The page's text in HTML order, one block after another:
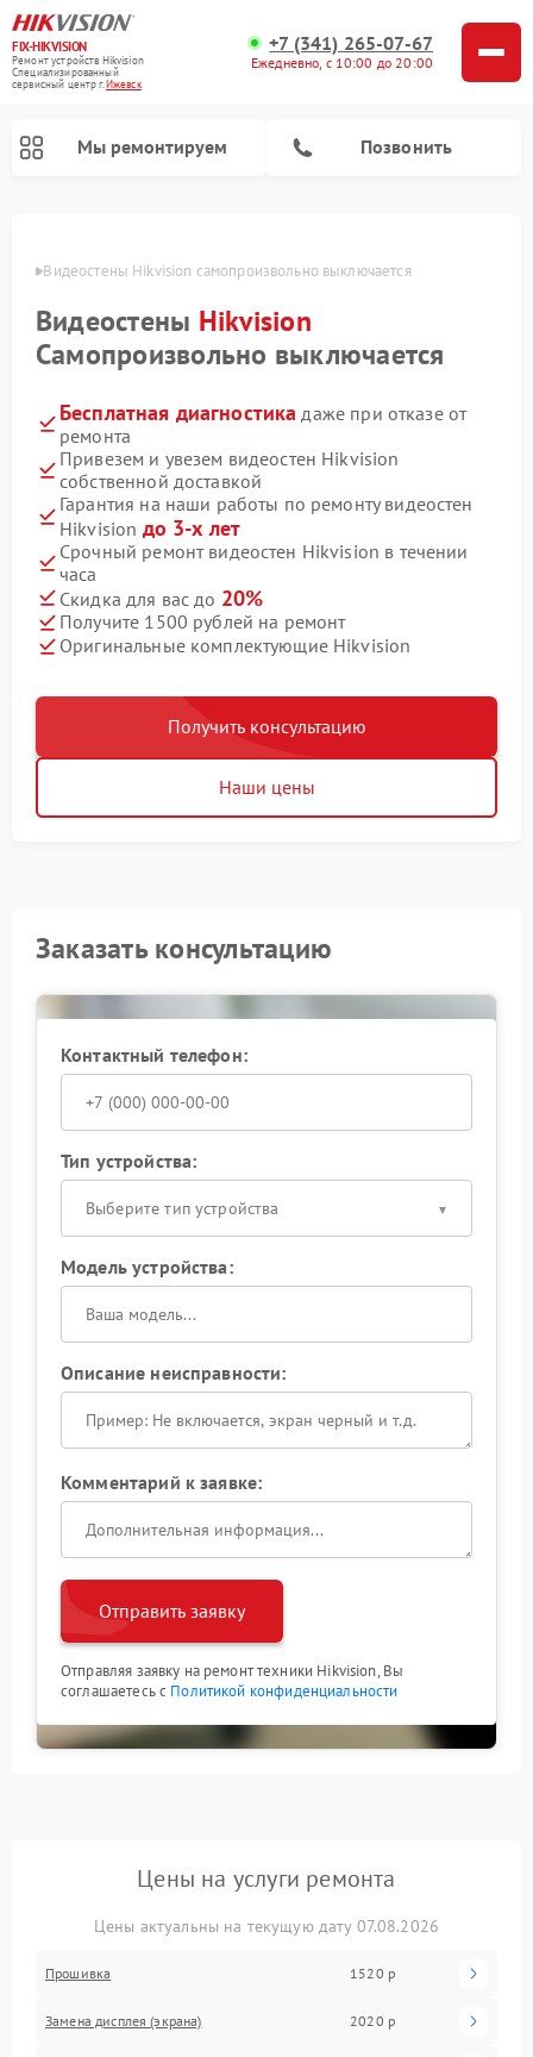
FIX-HIKVISION
Ремонт устройств Hikvision
Специализированный
cервисный центр г.Ижевск
+7 (341) 265-07-67
Ежедневно, с 10:00 до 20:00
Мы ремонтируем Позвонить
Видеостены Hikvision самопроизвольно выключается
Видеостены Hikvision
Самопроизвольно выключается
Бесплатная диагностика даже при отказе от
ремонта
Привезем и увезем видеостен Hikvision
собственной доставкой
Гарантия на наши работы по ремонту видеостен
Hikvision до 3-х лет
Срочный ремонт видеостен Hikvision в течении
часа
Скидка для вас до 20%
Получите 1500 рублей на ремонт
Оригинальные комплектующие Hikvision
Получить консультацию
Наши цены
Заказать консультацию
Контактный телефон:
Тип устройства:
Выберите тип устройства
Модель устройства:
Описание неисправности:
Комментарий к заявке:
Отправить заявку
Отправляя заявку на ремонт техники Hikvision, Вы
соглашаетесь с Политикой конфиденциальности
Цены на услуги ремонта
Цены актуальны на текущую дату 07.08.2026
Прошивка 1520 р
Замена дисплея (экрана) 2020 р